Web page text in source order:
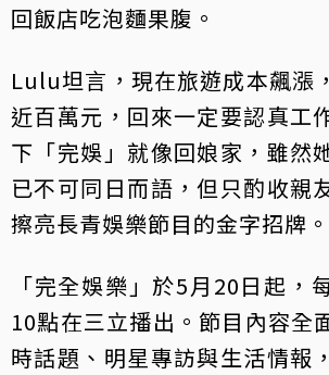
回飯店吃泡麵果腹。
Lulu坦言，現在旅遊成本飆漲
近百萬元，回來一定要認真工
下「完娛」就像回娘家，雖然
已不可同日而語，但只酌收親
擦亮長青娛樂節目的金字招牌。
「完全娛樂」於5月20日起，
10點在三立播出。節目內容全
時話題、明星專訪與生活情報